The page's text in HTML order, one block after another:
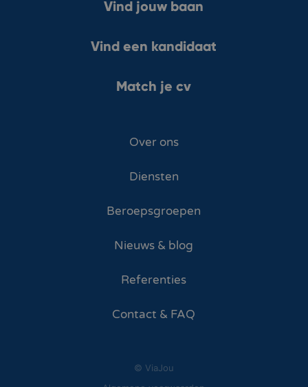
Vind jouw baan
Vind een kandidaat
Match je cv
Over ons
Diensten
Beroepsgroepen
Nieuws & blog
Referenties
Contact & FAQ
© ViaJou